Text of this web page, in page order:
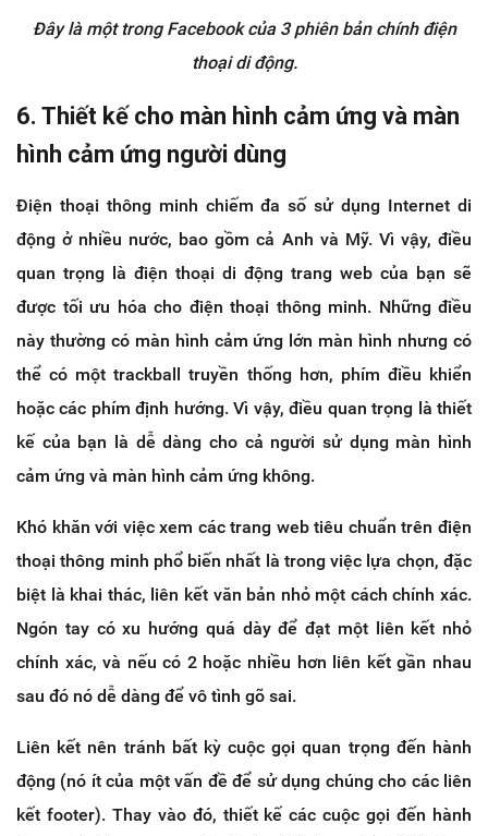
Đây là một trong Facebook của 3 phiên bản chính điện
thoại di động.
6. Thiết kế cho màn hình cảm ứng và màn
hình cảm ứng người dùng
Điện thoại thông minh chiếm đa số sử dụng Internet di
động ở nhiều nước, bao gồm cả Anh và Mỹ. Vì vậy, điều
quan trọng là điện thoại di động trang web của bạn sẽ
được tối ưu hóa cho điện thoại thông minh. Những điều
này thường có màn hình cảm ứng lớn màn hình nhưng có
thể có một trackball truyền thống hơn, phím điều khiển
hoặc các phím định hướng. Vì vậy, điều quan trọng là thiết
kế của bạn là dễ dàng cho cả người sử dụng màn hình
cảm ứng và màn hình cảm ứng không.
Khó khăn với việc xem các trang web tiêu chuẩn trên điện
thoại thông minh phổ biến nhất là trong việc lựa chọn, đặc
biệt là khai thác, liên kết văn bản nhỏ một cách chính xác.
Ngón tay có xu hướng quá dày để đạt một liên kết nhỏ
chính xác, và nếu có 2 hoặc nhiều hơn liên kết gần nhau
sau đó nó dễ dàng để vô tình gõ sai.
Liên kết nên tránh bất kỳ cuộc gọi quan trọng đến hành
động (nó ít của một vấn đề để sử dụng chúng cho các liên
kết footer). Thay vào đó, thiết kế các cuộc gọi đến hành